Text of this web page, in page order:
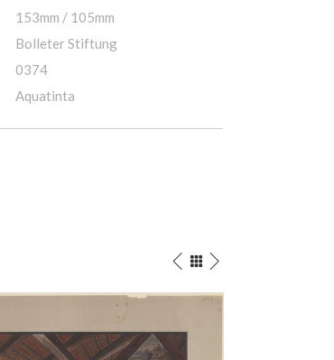
153mm / 105mm
Bolleter Stiftung
0374
Aquatinta